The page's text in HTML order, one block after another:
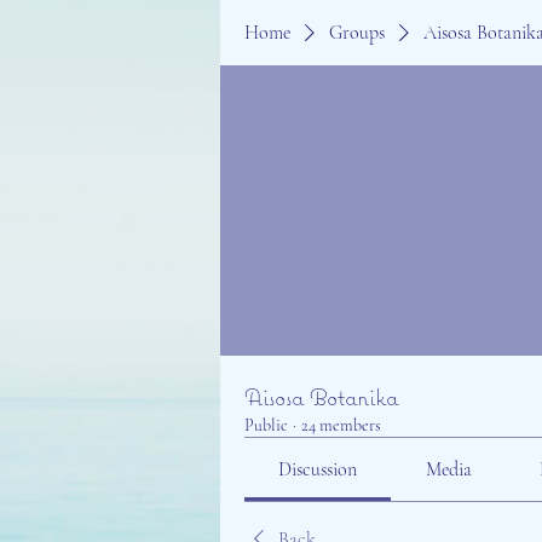
Home Groups Aisosa
Aisosa Botanika
Public · 24 members
Discussion Media